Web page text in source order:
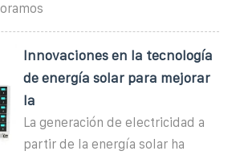
Innovaciones en la tecnología
de energía solar para mejorar
la
La generación de electricidad a
partir de la energía solar ha